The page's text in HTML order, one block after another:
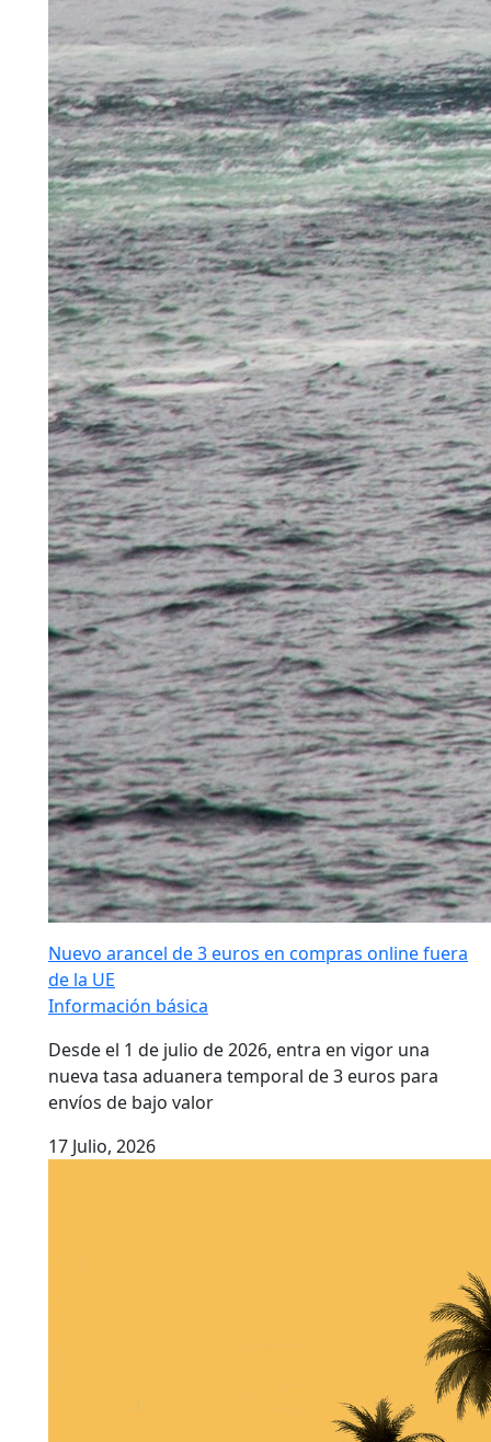
Nuevo arancel de 3 euros en compras online fuera
de la UE
Información básica
Desde el 1 de julio de 2026, entra en vigor una
nueva tasa aduanera temporal de 3 euros para
envíos de bajo valor
17 Julio, 2026